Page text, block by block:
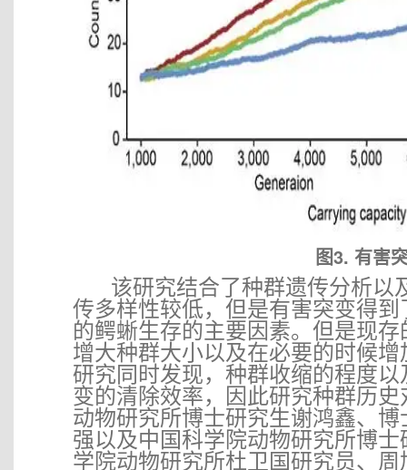
图3. 有害
该研究结合了种群遗传分析以
传多样性较低，但是有害突变得
的鳄蜥生存的主要因素。但是现
增大种群大小以及在必要的时候
研究同时发现，种群收缩的程度
变的清除效率，因此研究种群历
动物研究所博士研究生谢鸿鑫、
强以及中国科学院动物研究所博
学院动物研究所杜卫国研究员、